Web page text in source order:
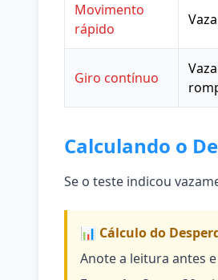
Movimento
rápido
Giro contínuo
Calculando o
Se o teste indicou
📊 Cálculo do
Anote a leitura antes